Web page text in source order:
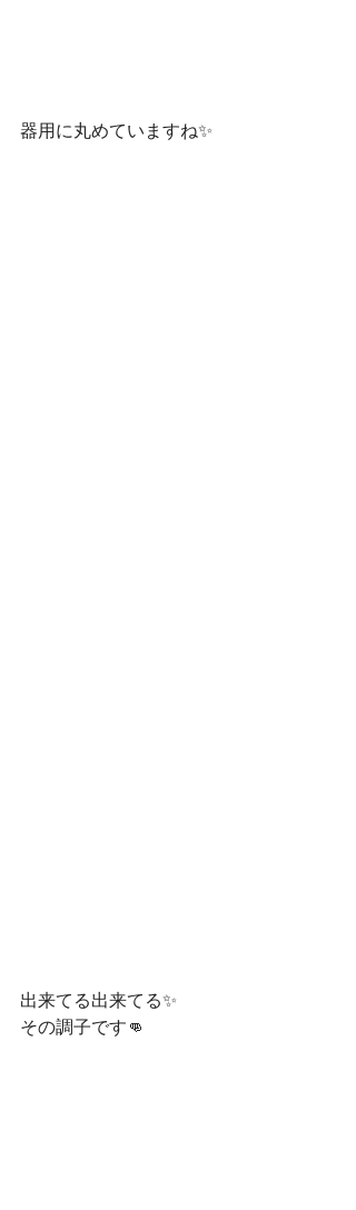
器用に丸めていますね✨
出来てる出来てる✨
その調子です👊